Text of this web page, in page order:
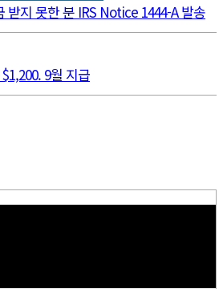
받지 못한 분 IRS Notice 1444-A 발송
9월 지급